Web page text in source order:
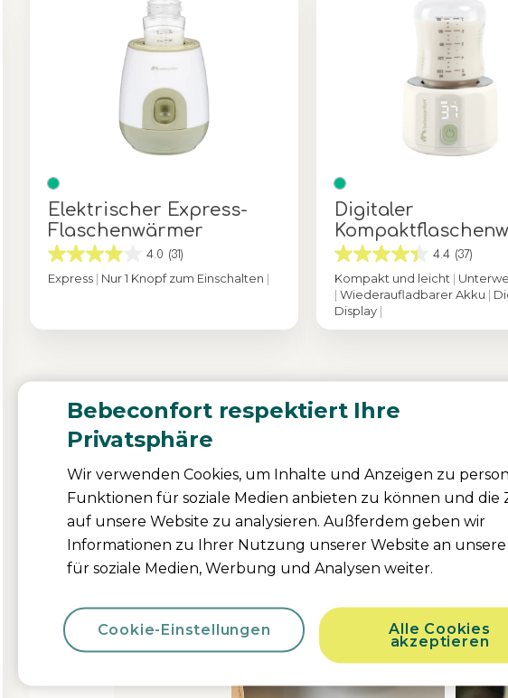
Elektrischer Express-
Flaschenwärmer
4.0 (31)
Express | Nur 1 Knopf zum Einschalten |
Farbe Grün
Digitaler
r
4.4 (37)
Kompakt und leicht |
| Wiederaufladbarer Akku |
Display |
Farbe
Teile deine
Upload Yours Here
Bebeconfort respektiert Ihre
Privatsphäre
Wir verwenden Cookies, um Inhalte und Anzeigen zu
Funktionen für soziale Medien anbieten zu können und die
auf unsere Website zu analysieren. Außferdem geben wir
Informationen zu Ihrer Nutzung unserer Website an
für soziale Medien, Werbung und Analysen weiter.
Alle Cookies
akzeptieren
Cookie-Einstellungen